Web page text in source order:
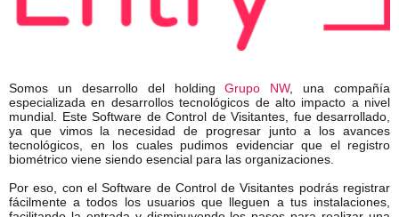
Somos un desarrollo del holdingGrupo NW, una compañía
especializada en desarrollos tecnológicos de alto impacto a nivel
mundial. Este Software de Control de Visitantes, fue desarrollado,
ya que vimos la necesidad de progresar junto a los avances
tecnológicos, en los cuales pudimos evidenciar que el registro
biométrico viene siendo esencial para las organizaciones.
Por eso, con el Software de Control de Visitantes podrás registrar
fácilmente a todos los usuarios que lleguen a tus instalaciones,